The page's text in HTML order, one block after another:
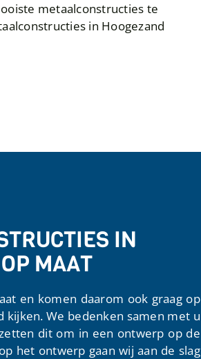
metaalconstructies te
in Hoogezand
IN
MAAT
en komen daarom ook graag op
kijken. We bedenken samen met u
dit om in een ontwerp op de
het ontwerp gaan wij aan de slag